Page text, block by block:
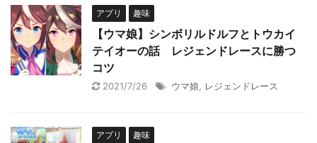
アプリ 趣味
【ウマ娘】シンボリルドルフとトウカイ
テイオーの話 レジェンドレースに勝つ
コツ
2021/7/26 ウマ娘 レジェンドレース
アプリ 趣味